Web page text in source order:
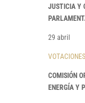
JUSTICIA Y
29 abril
COMISIÓN
ENERGÍA Y